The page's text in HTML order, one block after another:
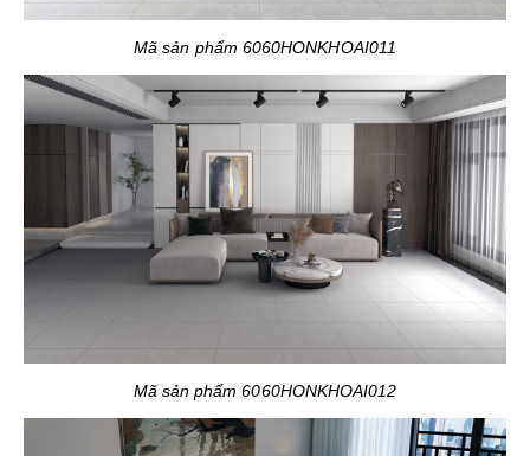
Mã sản phẩm 6060HONKHOAI011
Mã sản phẩm 6060HONKHOAI012